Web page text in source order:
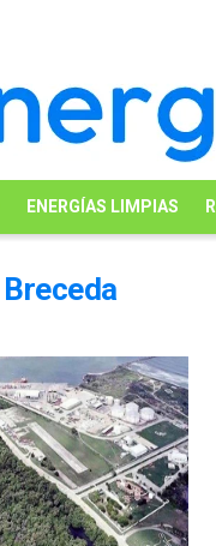
ENERGÍAS LIMPIAS
Breceda